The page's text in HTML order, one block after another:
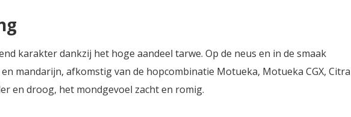
karakter dankzij het hoge aandeel tarwe. Op de neus en in de smaak
mandarijn, afkomstig van de hopcombinatie Motueka, Motueka CGX,
en droog, het mondgevoel zacht en romig.